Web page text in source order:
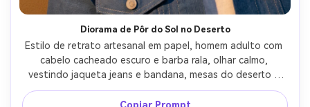
Diorama de Pôr do Sol no Deserto
Estilo de retrato artesanal em papel, homem adulto com
cabelo cacheado escuro e barba rala, olhar calmo,
vestindo jaqueta jeans e bandana, mesas do deserto e
silhuetas de cacto em papel em camadas ao fundo,
gradiente laranja do pôr do sol em faixas empilhadas de